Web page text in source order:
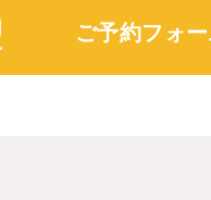
ご予約フォ